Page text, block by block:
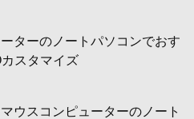
ターのノートパソコンでおす
スタマイズ
ウスコンピューターのノート